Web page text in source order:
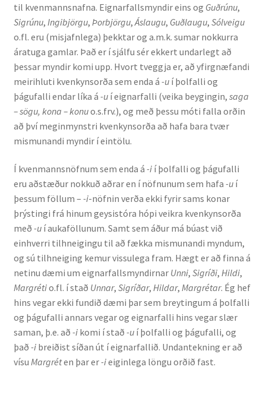
Administration
CV
Publications
Research
til kvenmannsnafna. Eignarfallsmyndir eins og Guðrúnu,
Sigrúnu, Ingibjörgu, Þorbjörgu, Áslaugu, Guðlaugu, Sólveigu
o.fl. eru (misjafnlega) þekktar og a.m.k. sumar nokkurra
áratuga gamlar. Það er í sjálfu sér ekkert undarlegt að
þessar myndir komi upp. Hvort tveggja er, að yfirgnæfandi
meirihluti kvenkynsorða sem enda á -uí þolfalli og
þágufalli endar líka á -uí eignarfalli (veika beygingin, saga
– sögu, kona – konuo.s.frv.), og með þessu móti falla orðin
að því meginmynstri kvenkynsorða að hafa bara tvær
mismunandi myndir í eintölu.
Í kvenmannsnöfnum sem enda á -ií þolfalli og þágufalli
eru aðstæður nokkuð aðrar en í nöfnunum sem hafa -uí
þessum föllum – -i-nöfnin verða ekki fyrir sams konar
þrýstingi frá hinum geysistóra hópi veikra kvenkynsorða
með -uí aukaföllunum. Samt sem áður má búast við
einhverri tilhneigingu til að fækka mismunandi myndum,
og sú tilhneiging kemur vissulega fram. Hægt er að finna á
netinu dæmi um eignarfallsmyndirnar Unni, Sigríði, Hildi,
Margrétio.fl. í stað Unnar, Sigríðar, Hildar, Margrétar. Ég hef
hins vegar ekki fundið dæmi þar sem breytingum á þolfalli
og þágufalli annars vegar og eignarfalli hins vegar slær
saman, þ.e. að -ikomi í stað -uí þolfalli og þágufalli, og
það -ibreiðist síðan út í eignarfallið. Undantekning er að
vísu Margréten þar er-ieiginlega löngu orðið fast.